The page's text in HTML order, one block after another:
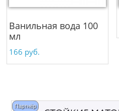
Ванильная вода 100
мл
166 руб.
Партнёр